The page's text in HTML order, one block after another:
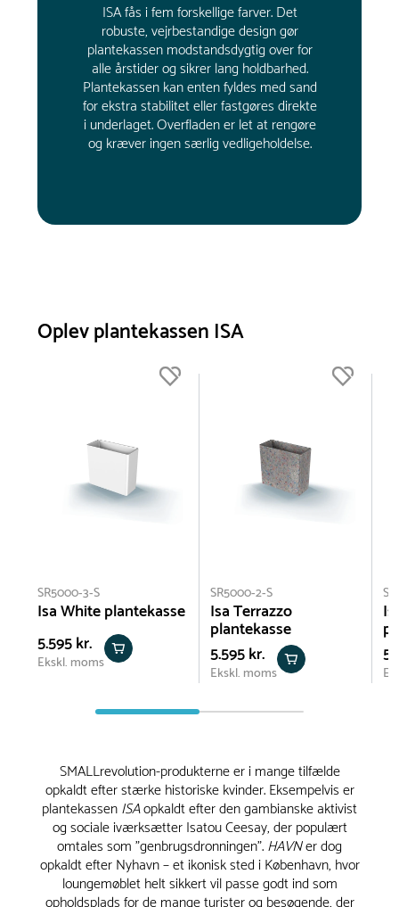
ISA fås i fem forskellige farver. Det
robuste, vejrbestandige design gør
plantekassen modstandsdygtig over for
alle årstider og sikrer lang holdbarhed.
Plantekassen kan enten fyldes med sand
for ekstra stabilitet eller fastgøres direkte
i underlaget. Overfladen er let at rengøre
og kræver ingen særlig vedligeholdelse.
Oplev plantekassen ISA
SR5000-3-S
Isa White plantekasse
5.595 kr.
Ekskl. moms
SR5000-2-S
Isa Terrazzo
plantekasse
5.595 kr.
Ekskl. moms
SMALLrevolution-produkterne er i mange tilfælde
opkaldt efter stærke historiske kvinder. Eksempelvis er
plantekassenISAopkaldt efter den gambianske aktivist
og sociale iværksætter Isatou Ceesay, der populært
omtales som "genbrugsdronningen".HAVNer dog
opkaldt efter Nyhavn – et ikonisk sted i København, hvor
loungemøblet helt sikkert vil passe godt ind som